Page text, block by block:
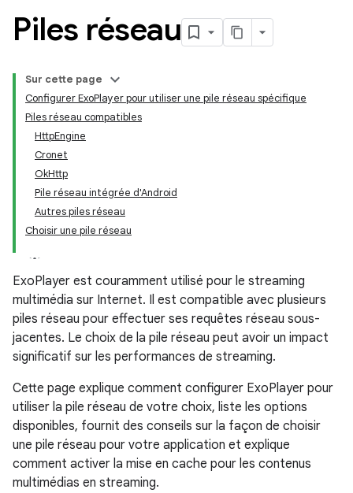
Piles réseau
Sur cette page
Configurer ExoPlayer pour utiliser une pile réseau spécifique
Piles réseau compatibles
HttpEngine
Cronet
OkHttp
Pile réseau intégrée d'Android
Autres piles réseau
Choisir une pile réseau
ExoPlayer est couramment utilisé pour le streaming
multimédia sur Internet. Il est compatible avec plusieurs
piles réseau pour effectuer ses requêtes réseau sous-
jacentes. Le choix de la pile réseau peut avoir un impact
significatif sur les performances de streaming.
Cette page explique comment configurer ExoPlayer pour
utiliser la pile réseau de votre choix, liste les options
disponibles, fournit des conseils sur la façon de choisir
une pile réseau pour votre application et explique
comment activer la mise en cache pour les contenus
multimédias en streaming.